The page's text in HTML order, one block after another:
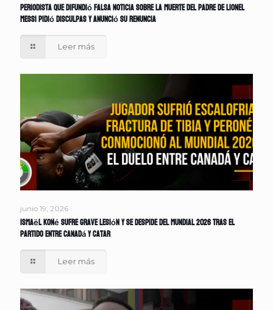
Periodista que difundió falsa noticia sobre la muerte del padre de Lionel
Messi pidió disculpas y anunció su renuncia
Leer más
junio 19, 2026
Ismaël Koné sufre grave lesión y se despide del Mundial 2026 tras el
partido entre Canadá y Catar
Leer más